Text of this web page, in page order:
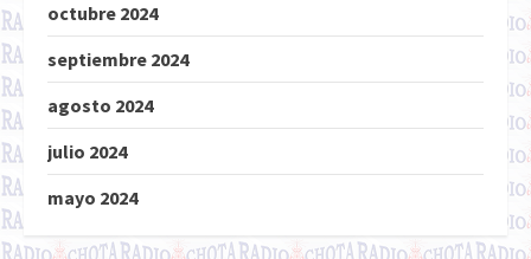
octubre 2024
septiembre 2024
agosto 2024
julio 2024
mayo 2024